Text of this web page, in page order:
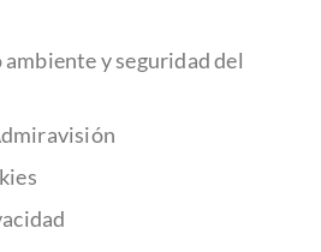
y seguridad del